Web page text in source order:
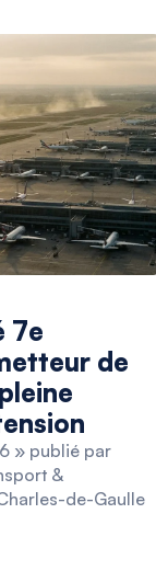
7e
de
» publié par
&
de-Gaulle